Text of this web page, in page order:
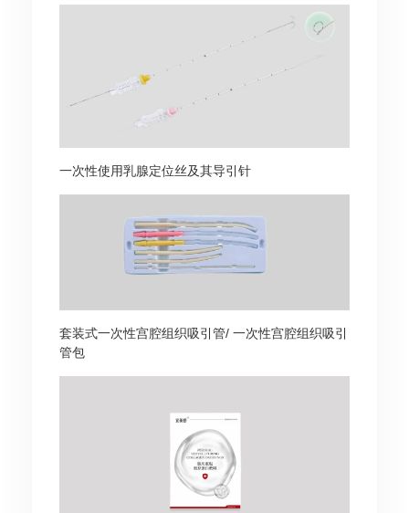
一次性使用乳腺定位丝及其导引针
套装式一次性宫腔组织吸引管/ 一次性宫腔组织吸引
管包